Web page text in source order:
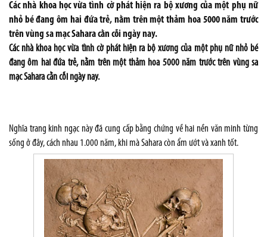
Các nhà khoa học vừa tình cờ phát hiện ra bộ xương của một phụ nữ
nhỏ bé đang ôm hai đứa trẻ, nằm trên một thảm hoa 5000 năm trước
trên vùng sa mạc Sahara cằn cỗi ngày nay.
Các nhà khoa học vừa tình cờ phát hiện ra bộ xương của một phụ nữ nhỏ bé
đang ôm hai đứa trẻ, nằm trên một thảm hoa 5000 năm trước trên vùng sa
mạc Sahara cằn cỗi ngày nay.
Nghĩa trang kinh ngạc này đã cung cấp bằng chứng về hai nền văn minh từng
sống ở đây, cách nhau 1.000 năm, khi mà Sahara còn ẩm ướt và xanh tốt.